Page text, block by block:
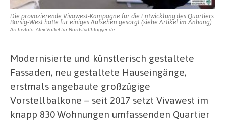
Die provozierende Vivawest-Kampagne für die Entwicklung des Quartiers
Borsig-West hatte für einiges Aufsehen gesorgt (siehe Artikel im Anhang).
Archivfoto: Alex Völkel für Nordstadtblogger.de
Modernisierte und künstlerisch gestaltete
Fassaden, neu gestaltete Hauseingänge,
erstmals angebaute großzügige
Vorstellbalkone – seit 2017 setzt Vivawest im
knapp 830 Wohnungen umfassenden Quartier